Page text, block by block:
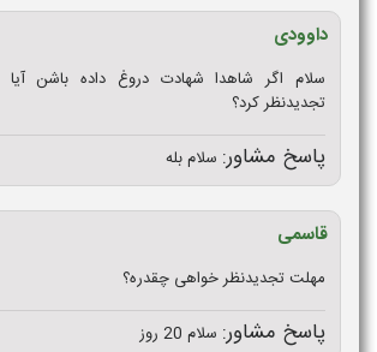
داوودی
سلام اگر شاهدا شهادت دروغ داده باشن
تجدیدنظر کرد؟
پاسخ مشاور: سلام بله
قاسمی
مهلت تجدیدنظر خواهی چقدره؟
پاسخ مشاور: سلام 20 روز